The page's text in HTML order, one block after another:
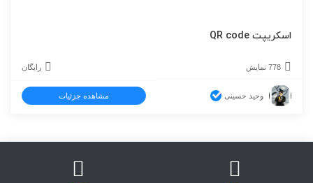
اسکریپت QR code
778 نمایش رایگان
وحید حسینی مشاهده جزئیات